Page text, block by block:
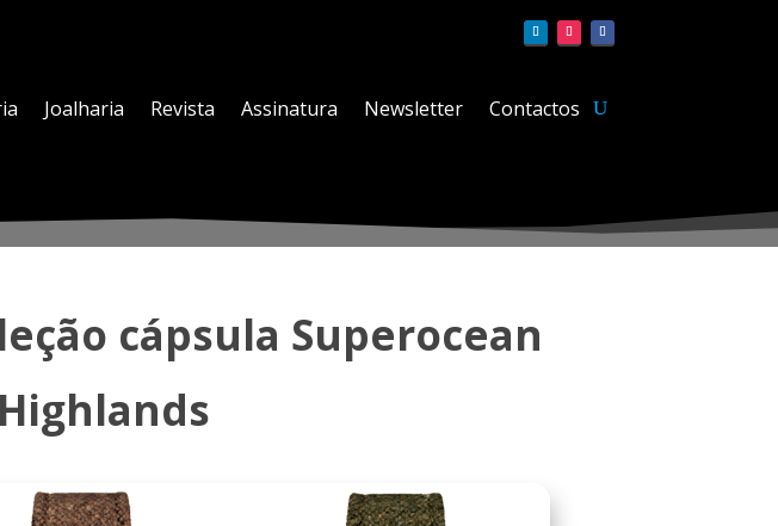
Joalharia Revista Assinatura Newsletter Contactos
cápsula Superocean